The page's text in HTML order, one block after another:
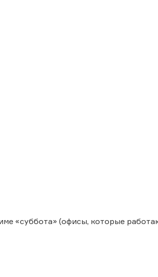
«суббота» (офисы, которые